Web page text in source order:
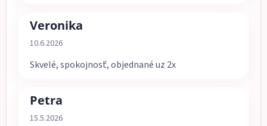
Veronika
Hodnotenie obchodu je 5 z 5 hviezdičiek.
10.6.2026
Skvelé, spokojnosť, objednané uz 2x
Petra
Hodnotenie obchodu je 5 z 5 hviezdičiek.
15.5.2026